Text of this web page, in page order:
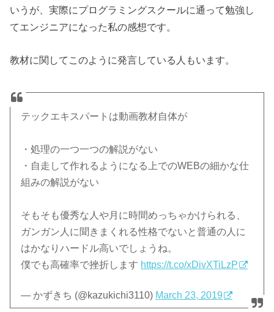
いうが、実際にプログラミングスクールに通って勉強し
てエンジニアになった私の感想です。
教材に関してこのように発言している人もいます。
テックエキスパートは動画教材自体が
・処理の一つ一つの解説がない
・自走して作れるようになる上でのWEBの細かな仕
組みの解説がない
そもそも優秀な人や月に時間めっちゃかけられる、
ガンガン人に聞きまくれる性格でないと普通の人に
はかなりハードル高いでしょうね。
僕でも高確率で挫折します https://t.co/xDivXTiLzP
— かずきち (@kazukichi3110) March 23, 2019